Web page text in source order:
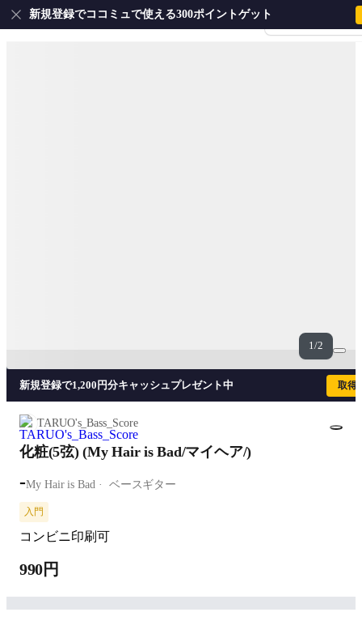
会員登録・ログイ
新規登録でココミュで使える300ポイントゲット
1/2
新規登録で1,200円分キャッシュプレゼント中 取得
TARUO's_Bass_Score
化粧(5弦) (My Hair is Bad/マイヘア/)
-My Hair is Bad ベースギター
入門
コンビニ印刷可
990円